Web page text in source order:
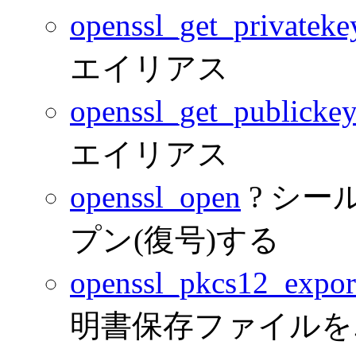
エイリアス
エイリアス
openssl_open ? シー
プン(復号)する
明書保存ファイル